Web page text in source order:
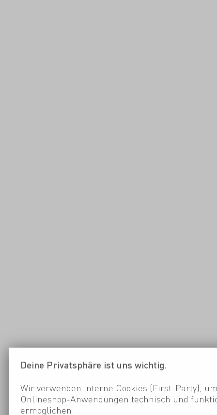
Deine Privatsphäre ist uns wichtig.
Wir verwenden interne Cookies (First-Party),
Onlineshop-Anwendungen technisch und
ermöglichen.